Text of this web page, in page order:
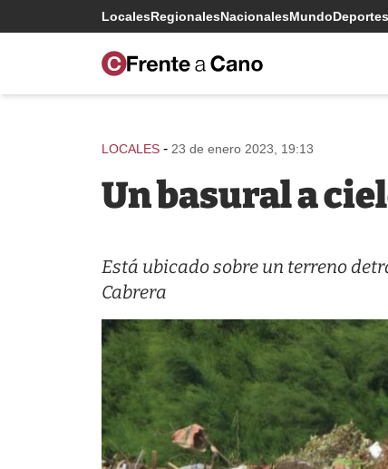
LocalesRegionalesNacionalesMundoDeportes
LOCALES - 23 de enero 2023, 19:13
Un basural a
Está ubicado sobre un terreno
Cabrera